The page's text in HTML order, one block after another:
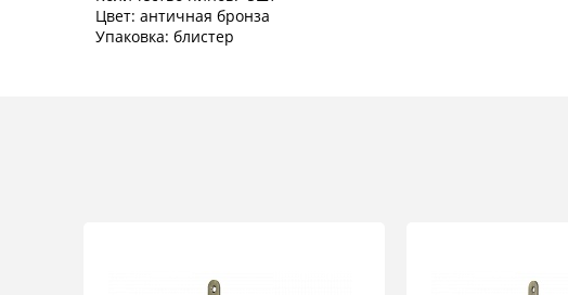
Цвет: античная бронза
Упаковка: блистер